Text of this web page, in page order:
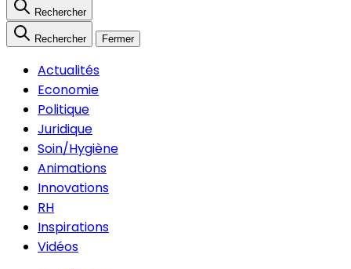
Rechercher
Rechercher Fermer
Actualités
Economie
Politique
Juridique
Soin/Hygiène
Animations
Innovations
RH
Inspirations
Vidéos